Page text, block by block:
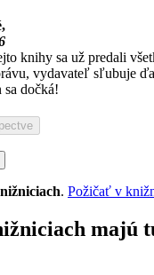
knihy sa už predali
vydavateľ sľubuje
sa dočká!
. Požičať v
majú